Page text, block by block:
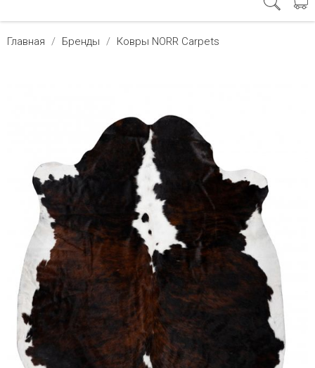
Главная Бренды Ковры NORR Carpets